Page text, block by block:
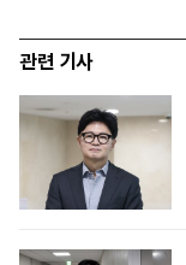
관련 기사